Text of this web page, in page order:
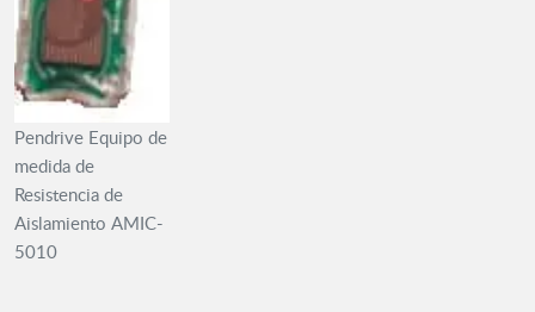
Pendrive Equipo de
medida de
Resistencia de
Aislamiento AMIC-
5010